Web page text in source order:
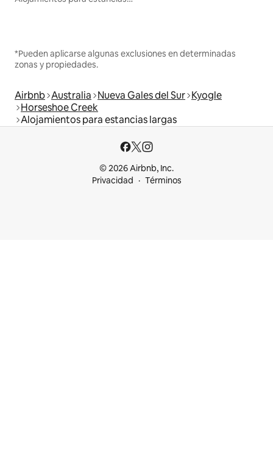
*Pueden aplicarse algunas exclusiones en determinadas
zonas y propiedades.
Airbnb Australia Nueva Gales del Sur Kyogle
Horseshoe Creek
Alojamientos para estancias largas
© 2026 Airbnb, Inc.
Privacidad
Términos